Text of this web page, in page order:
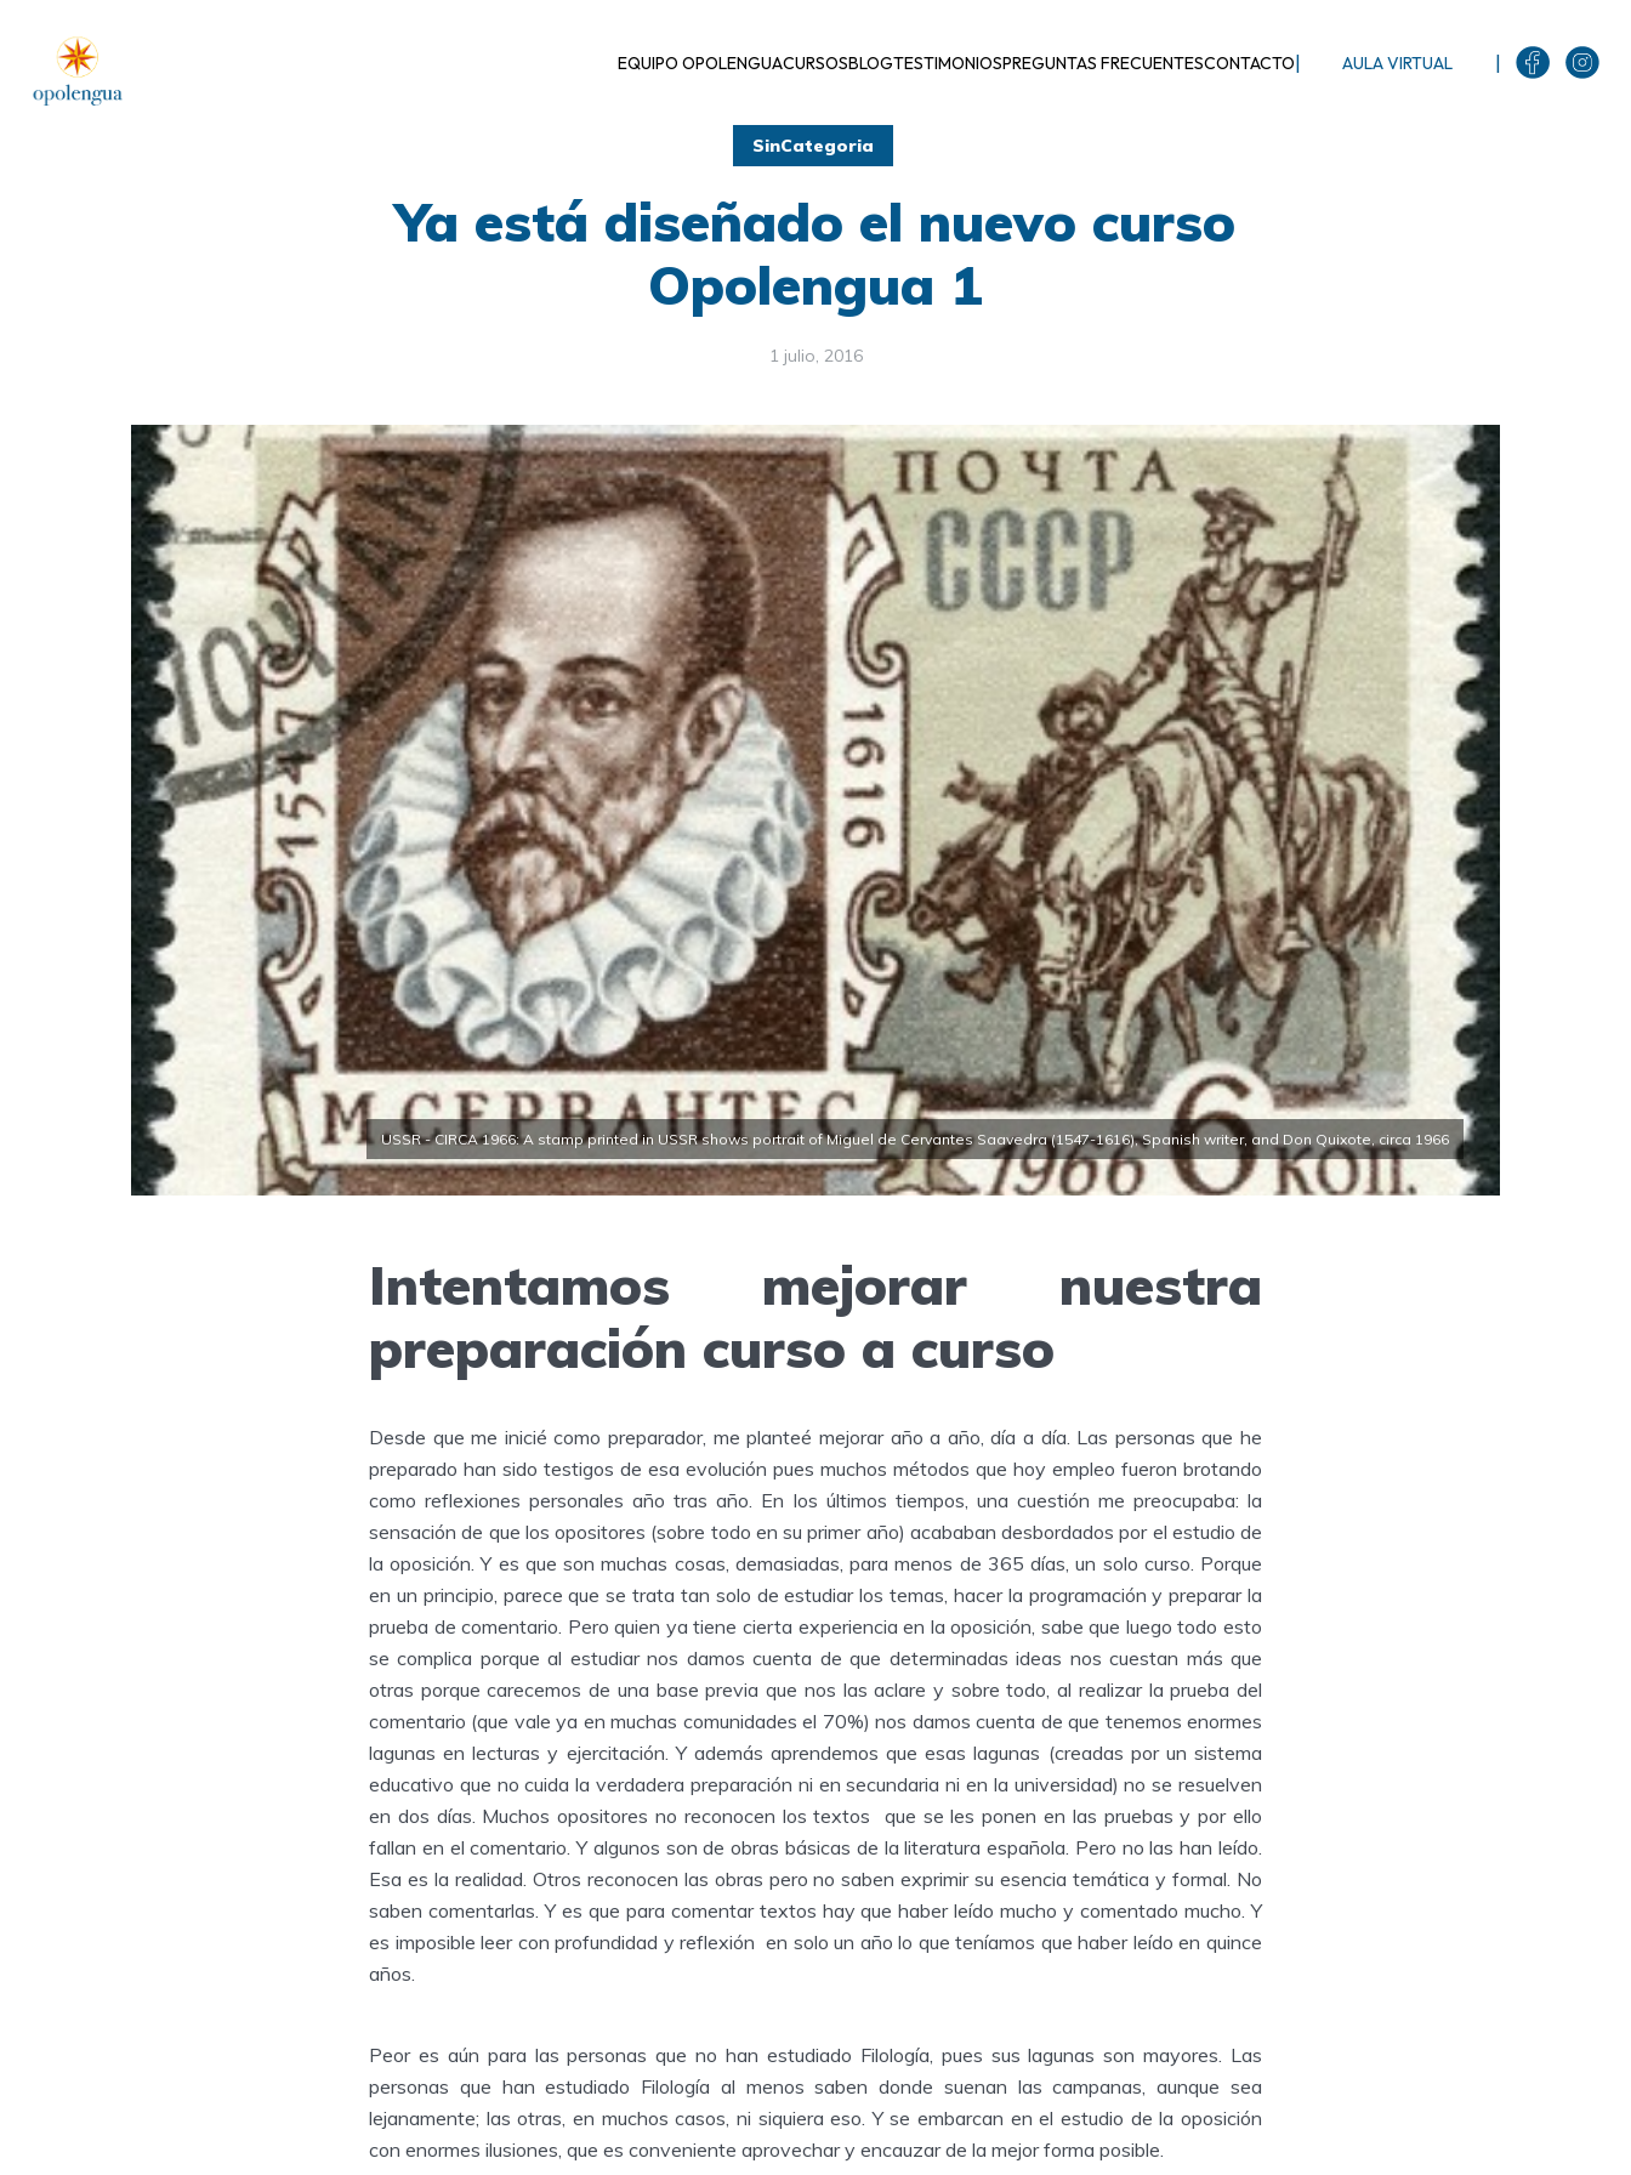
EQUIPO OPOLENGUACURSOSBLOGTESTIMONIOSPREGUNTAS FRECUENTESCONTACTO| AULA VIRTUAL |
SinCategoria
Ya está diseñado el nuevo curso
Opolengua 1
1 julio, 2016
USSR - CIRCA 1966: A stamp printed in USSR shows portrait of Miguel de Cervantes Saavedra (1547-1616), Spanish writer, and Don Quixote, circa 1966
Intentamos mejorar nuestra
preparación curso a curso
Desde que me inicié como preparador, me planteé mejorar año a año, día a día. Las personas que he
preparado han sido testigos de esa evolución pues muchos métodos que hoy empleo fueron brotando
como reflexiones personales año tras año. En los últimos tiempos, una cuestión me preocupaba: la
sensación de que los opositores (sobre todo en su primer año) acababan desbordados por el estudio de
la oposición. Y es que son muchas cosas, demasiadas, para menos de 365 días, un solo curso. Porque
en un principio, parece que se trata tan solo de estudiar los temas, hacer la programación y preparar la
prueba de comentario. Pero quien ya tiene cierta experiencia en la oposición, sabe que luego todo esto
se complica porque al estudiar nos damos cuenta de que determinadas ideas nos cuestan más que
otras porque carecemos de una base previa que nos las aclare y sobre todo, al realizar la prueba del
comentario (que vale ya en muchas comunidades el 70%) nos damos cuenta de que tenemos enormes
lagunas en lecturas y ejercitación. Y además aprendemos que esas lagunas (creadas por un sistema
educativo que no cuida la verdadera preparación ni en secundaria ni en la universidad) no se resuelven
en dos días. Muchos opositores no reconocen los textos que se les ponen en las pruebas y por ello
fallan en el comentario. Y algunos son de obras básicas de la literatura española. Pero no las han leído.
Esa es la realidad. Otros reconocen las obras pero no saben exprimir su esencia temática y formal. No
saben comentarlas. Y es que para comentar textos hay que haber leído mucho y comentado mucho. Y
es imposible leer con profundidad y reflexión en solo un año lo que teníamos que haber leído en quince
años.
Peor es aún para las personas que no han estudiado Filología, pues sus lagunas son mayores. Las
personas que han estudiado Filología al menos saben donde suenan las campanas, aunque sea
lejanamente; las otras, en muchos casos, ni siquiera eso. Y se embarcan en el estudio de la oposición
con enormes ilusiones, que es conveniente aprovechar y encauzar de la mejor forma posible.